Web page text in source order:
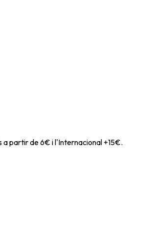
a partir de 6€ i l'Internacional +15€.